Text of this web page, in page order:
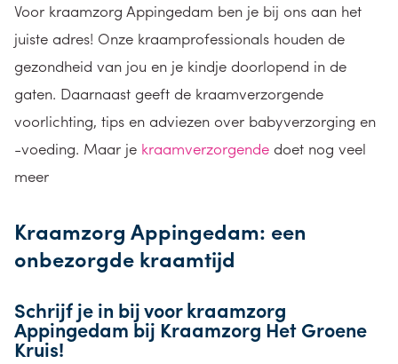
Voor kraamzorg Appingedam ben je bij ons aan het
juiste adres! Onze kraamprofessionals houden de
gezondheid van jou en je kindje doorlopend in de
gaten. Daarnaast geeft de kraamverzorgende
voorlichting, tips en adviezen over babyverzorging en
-voeding. Maar je kraamverzorgende doet nog veel
meer
Kraamzorg Appingedam: een
onbezorgde kraamtijd
Schrijf je in bij voor kraamzorg
Appingedam bij Kraamzorg Het Groene
Kruis!